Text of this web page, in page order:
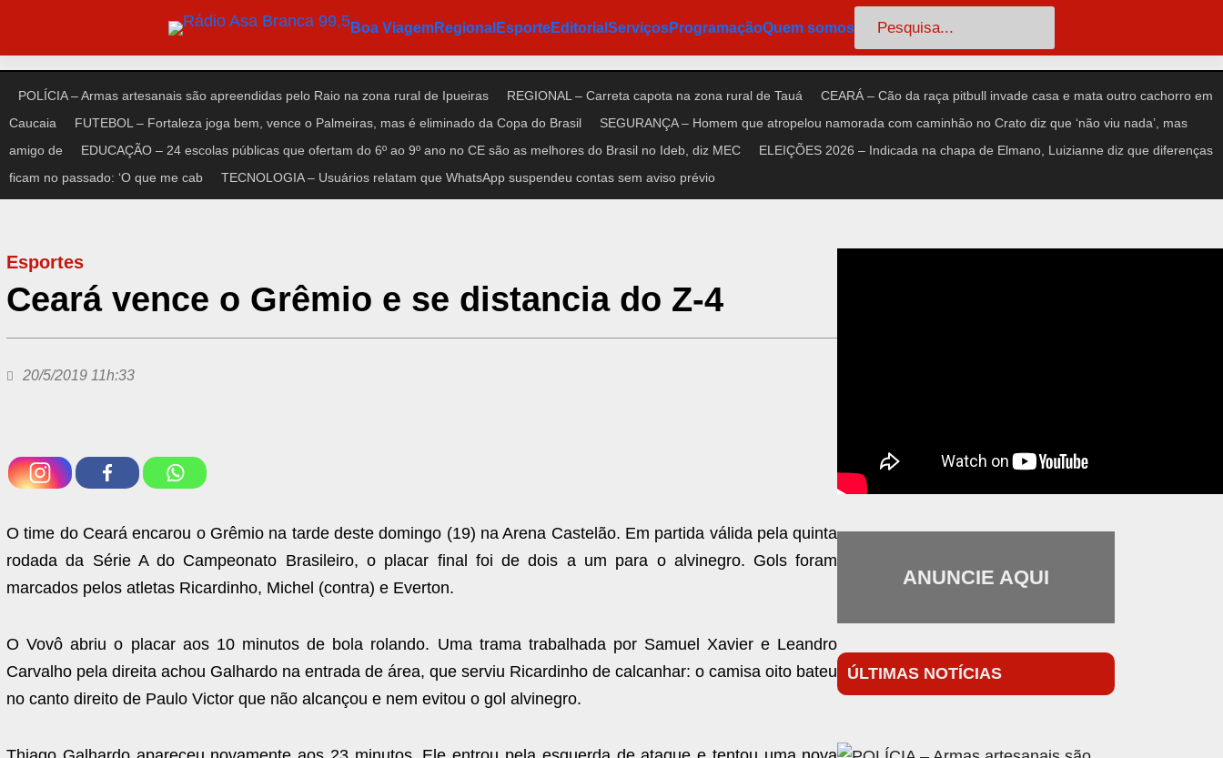
o
conteúdo
Boa ViagemRegional EsporteEditorial ServiçosProgramaçãoQuem somos Pesquisar
POLÍCIA – Armas artesanais são apreendidas pelo Raio na zona rural de Ipueiras REGIONAL – Carreta capota na zona rural de Tauá
CEARÁ – Cão da raça pitbull invade casa e mata outro cachorro em
Caucaia
FUTEBOL – Fortaleza joga bem, vence o Palmeiras, mas é eliminado da Copa do Brasil
SEGURANÇA – Homem que atropelou namorada com caminhão no Crato diz que ‘não viu nada’, mas
amigo de
EDUCAÇÃO – 24 escolas públicas que ofertam do 6º ao 9º ano no CE são as melhores do Brasil no Ideb, diz MEC
ELEIÇÕES 2026 – Indicada na chapa de Elmano, Luizianne diz que diferenças
ficam no passado: ‘O que me cab
TECNOLOGIA – Usuários relatam que WhatsApp suspendeu contas sem aviso prévio
Esportes
Ceará vence o Grêmio e se distancia do Z-4
20/5/2019 11h:33
O time do Ceará encarou o Grêmio na tarde deste domingo (19) na Arena Castelão. Em partida válida pela quinta
rodada da Série A do Campeonato Brasileiro, o placar final foi de dois a um para o alvinegro. Gols foram
marcados pelos atletas Ricardinho, Michel (contra) e Everton.
O Vovô abriu o placar aos 10 minutos de bola rolando. Uma trama trabalhada por Samuel Xavier e Leandro
Carvalho pela direita achou Galhardo na entrada de área, que serviu Ricardinho de calcanhar: o camisa oito bateu
no canto direito de Paulo Victor que não alcançou e nem evitou o gol alvinegro.
ANUNCIE AQUI
ÚLTIMAS NOTÍCIAS